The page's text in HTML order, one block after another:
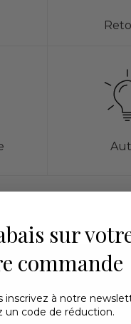
?
sur
commande
inscrivez à notre
un code de réduction.